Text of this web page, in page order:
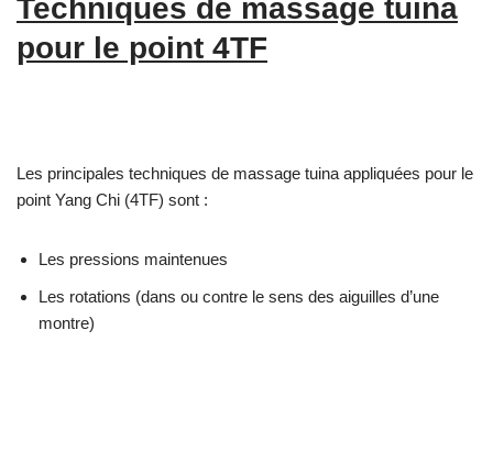
Techniques de massage tuina
pour le point 4TF
Les principales techniques de massage tuina appliquées pour le
point Yang Chi (4TF) sont :
Les pressions maintenues
Les rotations (dans ou contre le sens des aiguilles d’une
montre)